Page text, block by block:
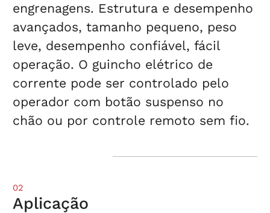
engrenagens. Estrutura e desempenho
avançados, tamanho pequeno, peso
leve, desempenho confiável, fácil
operação. O guincho elétrico de
corrente pode ser controlado pelo
operador com botão suspenso no
chão ou por controle remoto sem fio.
02
Aplicação